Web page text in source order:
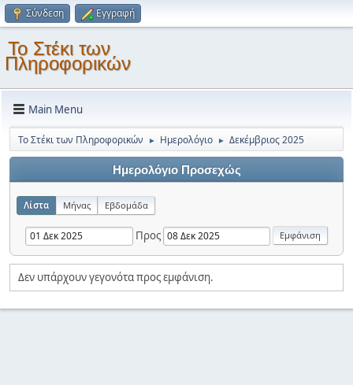
Σύνδεση Εγγραφή
Το Στέκι των
Πληροφορικών
Main Menu
Το Στέκι των Πληροφορικών ► Ημερολόγιο ► Δεκέμβριος 2025
Ημερολόγιο Προσεχώς
Λίστα Μήνας Εβδομάδα
Προς
Δεν υπάρχουν γεγονότα προς εμφάνιση.